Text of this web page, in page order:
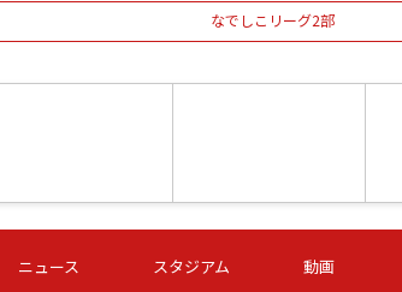
なでしこリーグ2部
いちご
第16節 09/06 (日) 15:00
ニュース スタジアム 動画